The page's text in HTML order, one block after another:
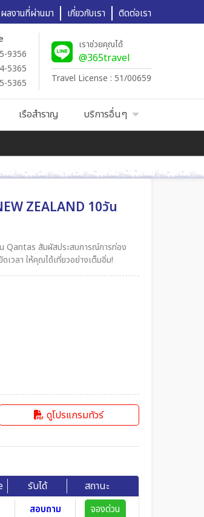
ผลงานที่ผ่านมา เกี่ยวกับเรา ติดต่อเรา
9356
5365
5365
เราช่วยคุณได้
@365travel
Travel License : 51/00659
เรือสำราญ บริการอื่นๆ
ZEALAND 10วัน
Qantas สัมผัสประสบการณ์การท่อง
เวลา ให้คุณได้เที่ยวอย่างเต็มอิ่ม!
ดูโปรแกรมทัวร์
รับได้ สถานะ
สอบถาม
จองด่วน